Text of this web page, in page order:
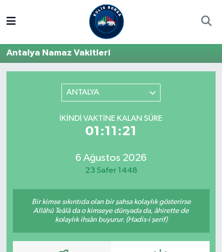
Antalya Namaz Vakitleri
ANTALYA
İKINDI VAKTINE KALAN SÜRE
01:11:21
6 Ağustos 2026
23 Safer 1448
Bir kimse sıkıntıda olan bir şahsa kolaylık gösterirse
Allâhü Teâlâ da o kimseye dünyada da, âhirette de
kolaylık ihsân buyurur. (Hadis-i şerif)
Hisse Yorumu
Kulis Haber
Halka Arzlar
Trafik Durumu
Süper Lig Puan Durumu ve Fikstür
Tüm Manşetler